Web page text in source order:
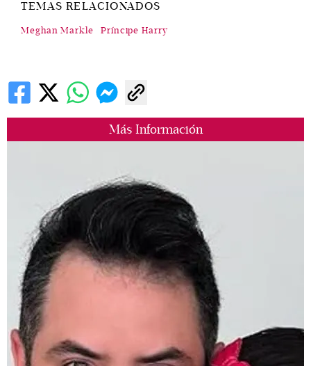
Más Información
TEMAS RELACIONADOS
Meghan Markle Príncipe Harry